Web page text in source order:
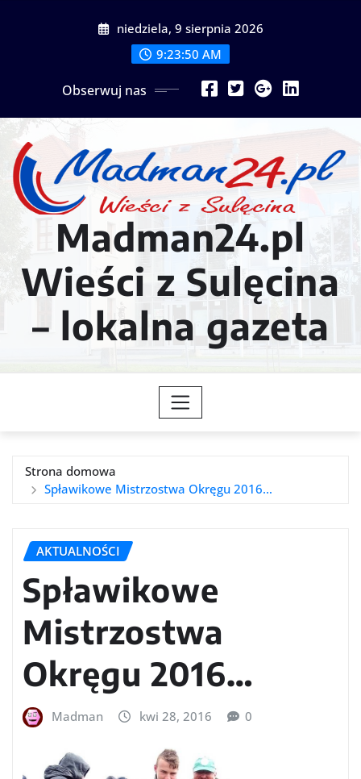
niedziela, 9 sierpnia 2026
9:23:52 AM
Obserwuj nas
Madman24.pl
Wieści z Sulęcina
– lokalna gazeta
Strona domowa
Spławikowe Mistrzostwa Okręgu 2016…
AKTUALNOŚCI
Spławikowe
Mistrzostwa
Okręgu 2016…
Madman kwi 28, 2016 0